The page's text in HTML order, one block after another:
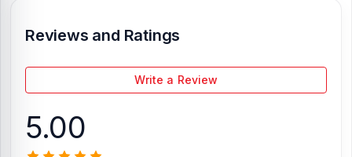
Reviews and Ratings
Write a Review
5.00